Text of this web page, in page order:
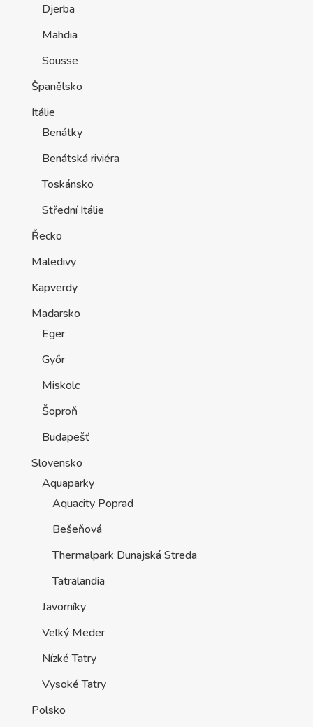
Djerba
Mahdia
Sousse
Španělsko
Itálie
Benátky
Benátská riviéra
Toskánsko
Střední Itálie
Řecko
Maledivy
Kapverdy
Maďarsko
Eger
Győr
Miskolc
Šoproň
Budapešť
Slovensko
Aquaparky
Aquacity Poprad
Bešeňová
Thermalpark Dunajská Streda
Tatralandia
Javorníky
Velký Meder
Nízké Tatry
Vysoké Tatry
Polsko